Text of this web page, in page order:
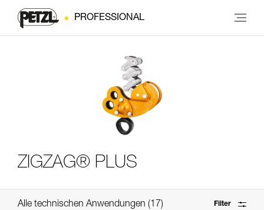
PROFESSIONAL
ZIGZAG® PLUS
Alle technischen Anwendungen 17 Filter